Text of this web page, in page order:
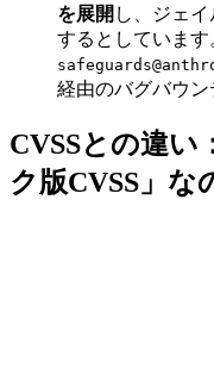
を展開 し、ジェ
するとしていま
経由のバグバウン
CVSSとの違い
ク版CVSS」な